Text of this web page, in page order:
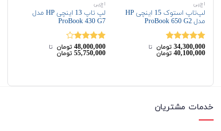
اچ‌پی
لپ‌تاپ استوک 15 اینچی HP
مدل ProBook 650 G2
نمره5.00
از 5
34,300,000 تومان‌ تا ‌
40,100,000 تومان
اچ‌پی
لپ تاپ 13 اینچی HP مدل
ProBook 430 G7
نمره
4.00از 5
48,000,000 تومان‌ تا ‌
55,750,000 تومان
خدمات مشتریان